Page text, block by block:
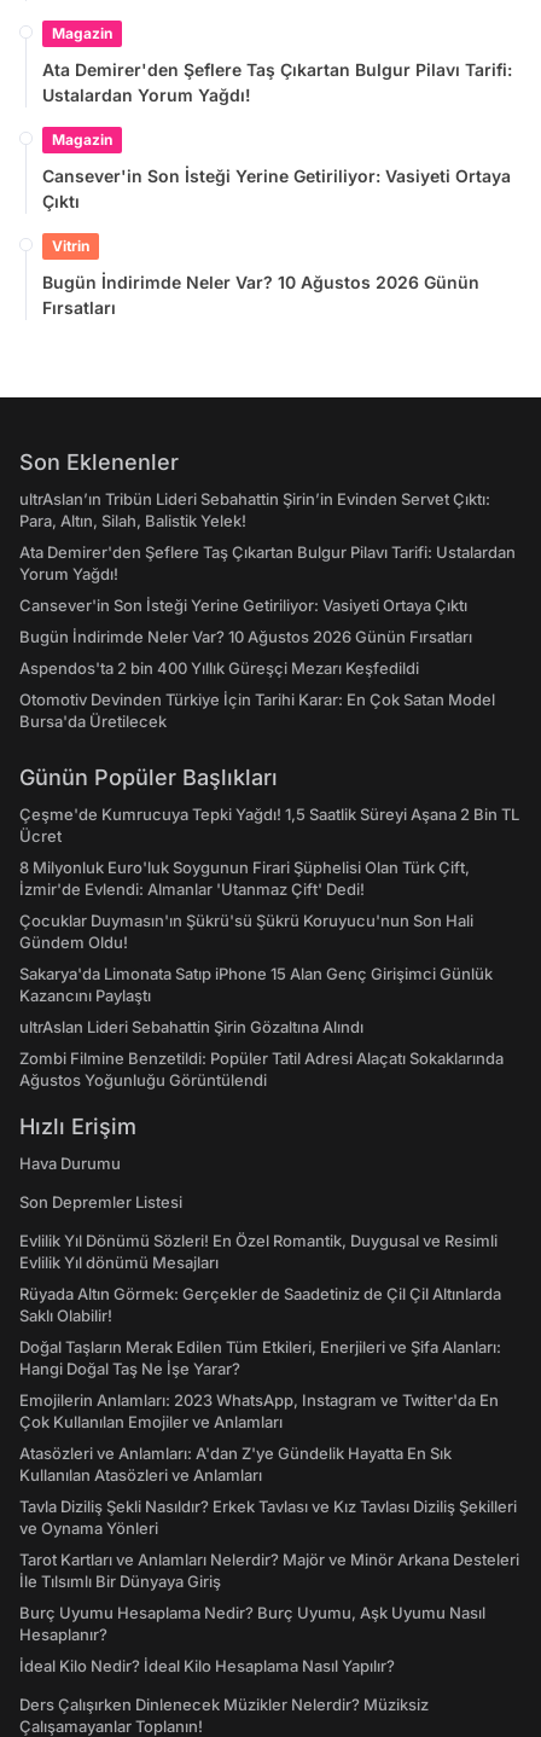
Magazin
Ata Demirer'den Şeflere Taş Çıkartan Bulgur Pilavı Tarifi:
Ustalardan Yorum Yağdı!
Magazin
Cansever'in Son İsteği Yerine Getiriliyor: Vasiyeti Ortaya
Çıktı
Vitrin
Bugün İndirimde Neler Var? 10 Ağustos 2026 Günün
Fırsatları
Son Eklenenler
ultrAslan’ın Tribün Lideri Sebahattin Şirin’in Evinden Servet Çıktı:
Para, Altın, Silah, Balistik Yelek!
Ata Demirer'den Şeflere Taş Çıkartan Bulgur Pilavı Tarifi: Ustalardan
Yorum Yağdı!
Cansever'in Son İsteği Yerine Getiriliyor: Vasiyeti Ortaya Çıktı
Bugün İndirimde Neler Var? 10 Ağustos 2026 Günün Fırsatları
Aspendos'ta 2 bin 400 Yıllık Güreşçi Mezarı Keşfedildi
Otomotiv Devinden Türkiye İçin Tarihi Karar: En Çok Satan Model
Bursa'da Üretilecek
Günün Popüler Başlıkları
Çeşme'de Kumrucuya Tepki Yağdı! 1,5 Saatlik Süreyi Aşana 2 Bin TL
Ücret
8 Milyonluk Euro'luk Soygunun Firari Şüphelisi Olan Türk Çift,
İzmir'de Evlendi: Almanlar 'Utanmaz Çift' Dedi!
Çocuklar Duymasın'ın Şükrü'sü Şükrü Koruyucu'nun Son Hali
Gündem Oldu!
Sakarya'da Limonata Satıp iPhone 15 Alan Genç Girişimci Günlük
Kazancını Paylaştı
ultrAslan Lideri Sebahattin Şirin Gözaltına Alındı
Zombi Filmine Benzetildi: Popüler Tatil Adresi Alaçatı Sokaklarında
Ağustos Yoğunluğu Görüntülendi
Hızlı Erişim
Hava Durumu
Son Depremler Listesi
Evlilik Yıl Dönümü Sözleri! En Özel Romantik, Duygusal ve Resimli
Evlilik Yıl dönümü Mesajları
Rüyada Altın Görmek: Gerçekler de Saadetiniz de Çil Çil Altınlarda
Saklı Olabilir!
Doğal Taşların Merak Edilen Tüm Etkileri, Enerjileri ve Şifa Alanları:
Hangi Doğal Taş Ne İşe Yarar?
Emojilerin Anlamları: 2023 WhatsApp, Instagram ve Twitter'da En
Çok Kullanılan Emojiler ve Anlamları
Atasözleri ve Anlamları: A'dan Z'ye Gündelik Hayatta En Sık
Kullanılan Atasözleri ve Anlamları
Tavla Diziliş Şekli Nasıldır? Erkek Tavlası ve Kız Tavlası Diziliş Şekilleri
ve Oynama Yönleri
Tarot Kartları ve Anlamları Nelerdir? Majör ve Minör Arkana Desteleri
İle Tılsımlı Bir Dünyaya Giriş
Burç Uyumu Hesaplama Nedir? Burç Uyumu, Aşk Uyumu Nasıl
Hesaplanır?
İdeal Kilo Nedir? İdeal Kilo Hesaplama Nasıl Yapılır?
Ders Çalışırken Dinlenecek Müzikler Nelerdir? Müziksiz
Çalışamayanlar Toplanın!